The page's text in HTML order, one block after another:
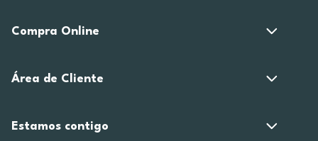
Compra Online
Área de Cliente
Estamos contigo